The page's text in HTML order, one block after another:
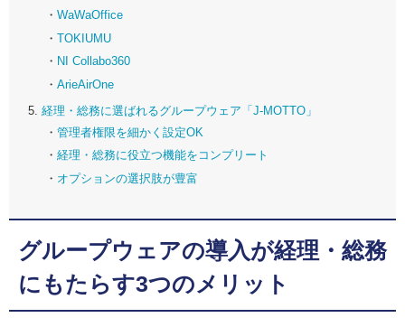
WaWaOffice
TOKIUMU
NI Collabo360
ArieAirOne
経理・総務に選ばれるグループウェア「J-MOTTO」
管理者権限を細かく設定OK
経理・総務に役立つ機能をコンプリート
オプションの選択肢が豊富
グループウェアの導入が経理・総務
にもたらす3つのメリット